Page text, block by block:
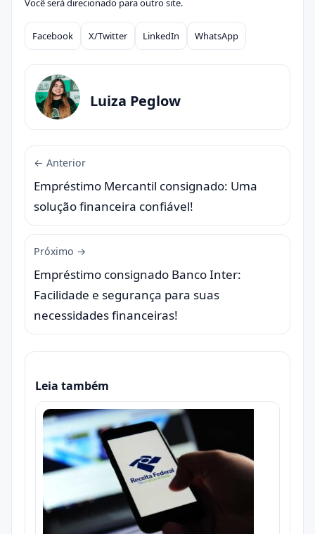
Compartilhar
Facebook X/Twitter LinkedIn WhatsApp
Luiza Peglow
← Anterior
Empréstimo Mercantil consignado: Uma
solução financeira confiável!
Próximo →
Empréstimo consignado Banco Inter:
Facilidade e segurança para suas
necessidades financeiras!
Leia também